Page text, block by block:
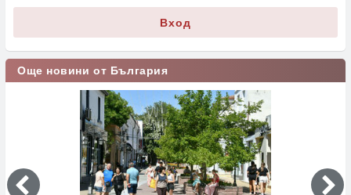
Вход
Още новини от България